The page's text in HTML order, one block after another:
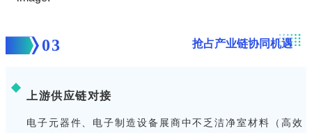
03 抢占产业链协同机遇
上游供应链对接
电子元器件、电子制造设备展商中不乏洁净室材料（高效